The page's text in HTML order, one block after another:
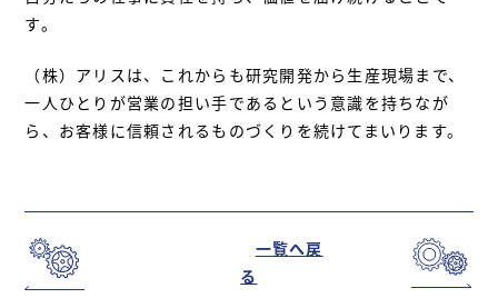
す。
（株）アリスは、これからも研究開発から生産現場まで、
一人ひとりが営業の担い手であるという意識を持ちなが
ら、お客様に信頼されるものづくりを続けてまいります。
一覧へ戻
る